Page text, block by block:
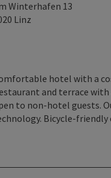
Winterhafen 13
Linz
hotel with a
and terrace
to non-hotel guests.
Bicycle-friendly